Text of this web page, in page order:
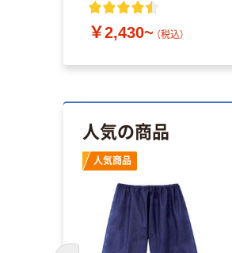
￥2,430~ （税込）
人気の商品
人気商品